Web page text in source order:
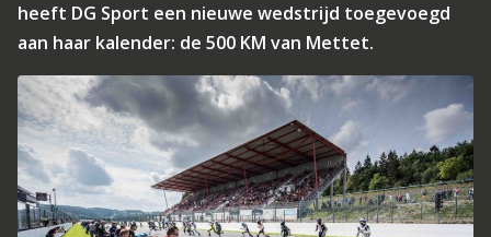
heeft DG Sport een nieuwe wedstrijd toegevoegd
aan haar kalender: de 500 KM van Mettet.